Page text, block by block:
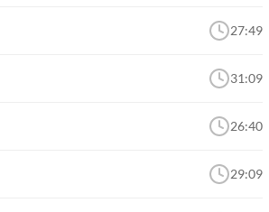
27:49
31:09
26:40
29:09